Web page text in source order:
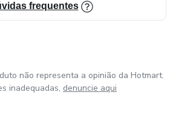
frequentes
não representa a opinião da Hotmart.
inadequadas, denuncie aqui